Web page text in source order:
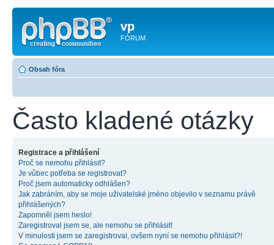
vp
FÓRUM
Obsah fóra
Často kladené otázky
Registrace a přihlášení
Proč se nemohu přihlásit?
Je vůbec potřeba se registrovat?
Proč jsem automaticky odhlášen?
Jak zabráním, aby se moje uživatelské jméno objevilo v seznamu právě
přihlášených?
Zapomněl jsem heslo!
Zaregistroval jsem se, ale nemohu se přihlásit!
V minulosti jsem se zaregistroval, ovšem nyní se nemohu přihlásit?!